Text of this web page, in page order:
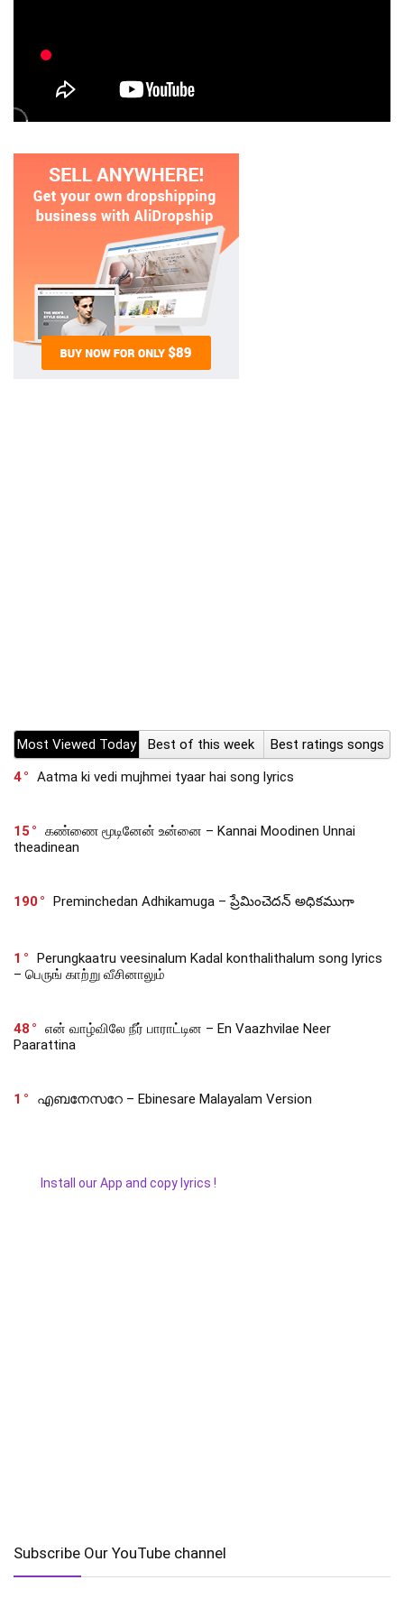
Most Viewed Today Best of this week
Best ratings songs
4
Aatma ki vedi mujhmei tyaar hai song lyrics
15
கண்ணை மூடினேன் உன்னை – Kannai Moodinen Unnai
theadinean
190 Preminchedan Adhikamuga – ప్రేమించెదన్ అధికముగా
1
Perungkaatru veesinalum Kadal konthalithalum song lyrics
– பெருங் காற்று வீசினாலும்
48
என் வாழ்விலே நீர் பாராட்டின – En Vaazhvilae Neer
Paarattina
1 എബനേസറേ – Ebinesare Malayalam Version
Install our App and copy lyrics !
Subscribe Our YouTube channel